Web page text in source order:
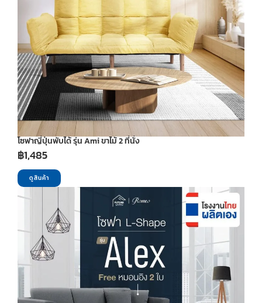
โซฟาญี่ปุ่นพับได้ รุ่น Ami ขาไม้ 2 ที่นั่ง
฿1,485
ดูสินค้า